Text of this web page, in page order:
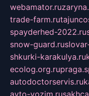
webamator.ru
trade-farm.ru
spayderhed-2022.ru
snow-guard.ru
shkurki-karakulya.ru
ecolog.org.ru
autodoctorservis.ru
avto-vozim.ru